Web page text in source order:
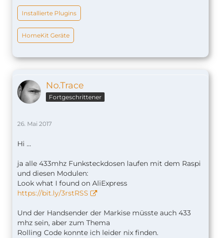
Installierte Plugins
HomeKit Geräte
No.Trace
Fortgeschrittener
26. Mai 2017
Hi ...
ja alle 433mhz Funksteckdosen laufen mit dem Raspi
und diesen Modulen:
Look what I found on AliExpress
https://bit.ly/3rstRSS
Und der Handsender der Markise müsste auch 433
mhz sein, aber zum Thema
Rolling Code konnte ich leider nix finden.